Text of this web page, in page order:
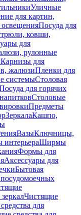
Уличные
для картин,
Посуда для
ковши,
для
рулонные
Карнизы для
жалюзиПленки для
системыСтоловая
для горячих
Столовые
Предметы
ЗеркалаКашпо,
ВазыКлючницы,
Ширмы
Формы для
Аксессуары для
Бытовая
Чистящие
для